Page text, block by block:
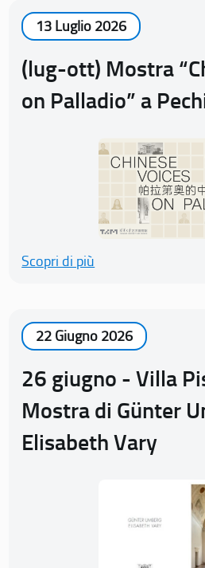
13 Luglio 2026
(lug-ott) Mostra
on Palladio” a
Scopri di più
22 Giugno 2026
26 giugno - Villa
Mostra di Günter
Elisabeth Vary